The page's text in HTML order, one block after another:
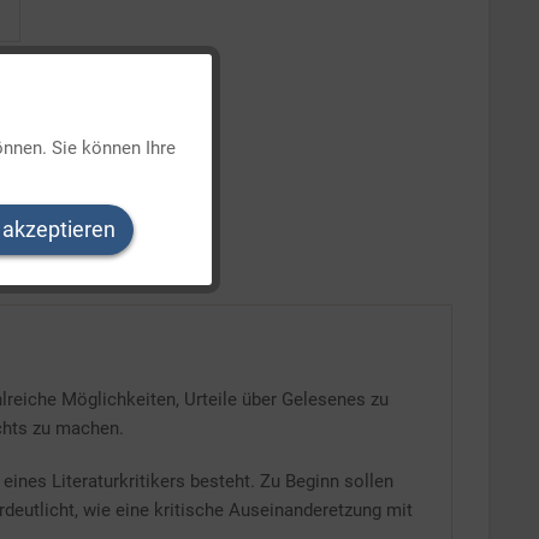
Möglichkeiten, Urteile über Gelesenes zu
zu machen.
Literaturkritikers besteht. Zu Beginn sollen
wie eine kritische Auseinanderetzung mit
Inaktiv
Sie können Ihre